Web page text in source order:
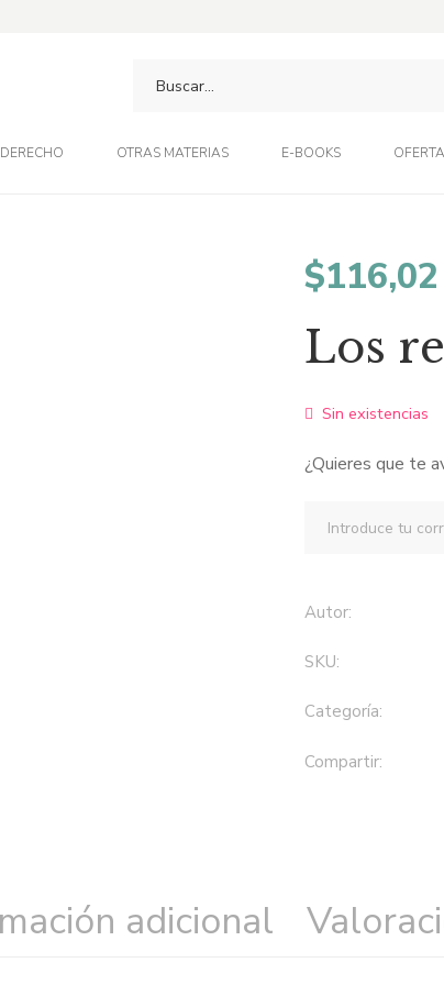
DERECHO OTRAS MATERIAS E-BOOKS
$116,02
Los
Sin existencias
¿Quieres que te
Autor:
SKU:
Categoría:
Compartir:
adicional